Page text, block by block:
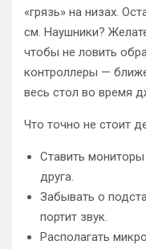
«грязь» на низах.
см. Наушники?
чтобы не ловить
контроллеры —
весь стол во время
Что точно не стоит
Ставить
друга.
Забывать о
портит звук.
Располагать